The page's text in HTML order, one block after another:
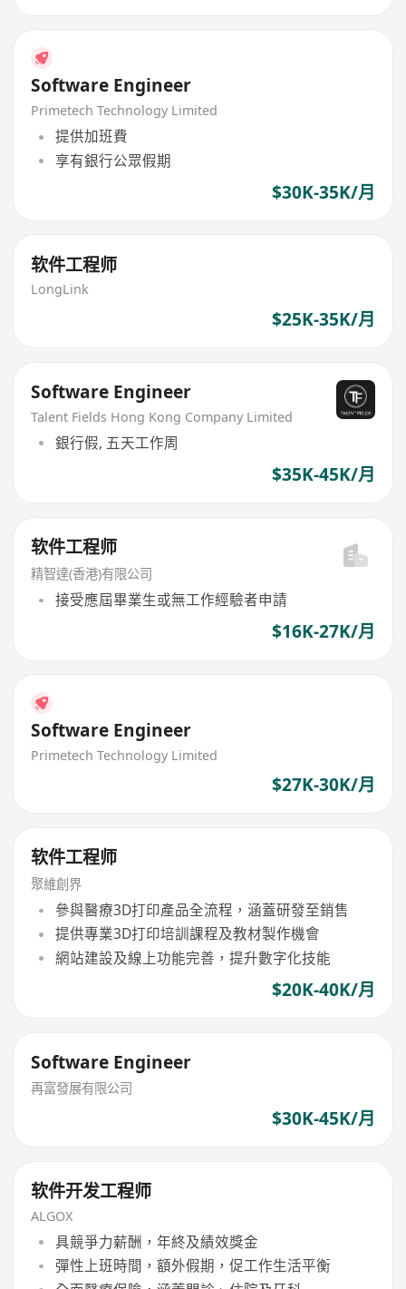
Software Engineer
Primetech Technology Limited
提供加班費
享有銀行公眾假期
$30K-35K/月
软件工程师
LongLink
$25K-35K/月
Software Engineer
Talent Fields Hong Kong Company Limited
銀行假, 五天工作周
$35K-45K/月
软件工程师
精智達(香港)有限公司
接受應屆畢業生或無工作經驗者申請
$16K-27K/月
Software Engineer
Primetech Technology Limited
$27K-30K/月
软件工程师
聚維創界
參與醫療3D打印產品全流程，涵蓋研發至銷售
提供專業3D打印培訓課程及教材製作機會
網站建設及線上功能完善，提升數字化技能
$20K-40K/月
Software Engineer
再富發展有限公司
$30K-45K/月
软件开发工程师
ALGOX
具競爭力薪酬，年終及績效獎金
彈性上班時間，額外假期，促工作生活平衡